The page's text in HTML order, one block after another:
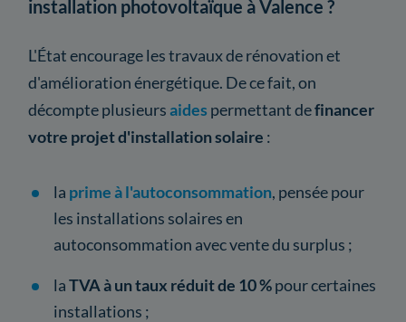
installation photovoltaïque à Valence ?
L'État encourage les travaux de rénovation et
d'amélioration énergétique. De ce fait, on
décompte plusieursaides permettant definancer
votre projet d'installation solaire :
la prime à l'autoconsommation, pensée pour
les installations solaires en
autoconsommation avec vente du surplus ;
laTVA à un taux réduit de 10 %pour certaines
installations ;